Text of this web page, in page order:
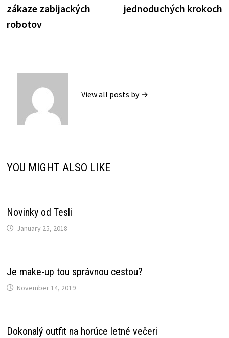
zákaze zabijackých
robotov
jednoduchých krokoch
View all posts by →
YOU MIGHT ALSO LIKE
Novinky od Tesli
January 25, 2018
Je make-up tou správnou cestou?
November 14, 2019
Dokonalý outfit na horúce letné večeri